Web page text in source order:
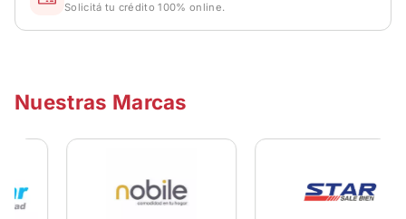
Solicitá tu crédito 100% online.
Nuestras Marcas